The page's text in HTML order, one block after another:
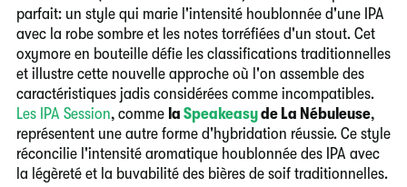
parfait: un style qui marie l'intensité houblonnée d'une IPA
avec la robe sombre et les notes torréfiées d'un stout. Cet
oxymore en bouteille défie les classifications traditionnelles
et illustre cette nouvelle approche où l'on assemble des
caractéristiques jadis considérées comme incompatibles.
Les IPA Session, comme la Speakeasyde La Nébuleuse,
représentent une autre forme d'hybridation réussie. Ce style
réconcilie l'intensité aromatique houblonnée des IPA avec
la légèreté et la buvabilité des bières de soif traditionnelles.